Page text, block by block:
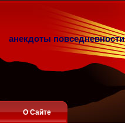
анекдоты повседневности
О Сайте